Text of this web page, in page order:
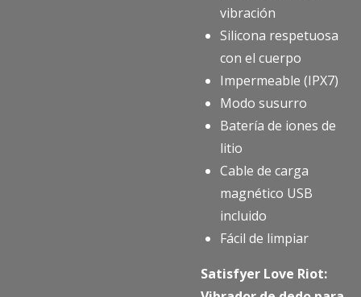
vibración
Silicona respetuosa
con el cuerpo
Impermeable (IPX7)
Modo susurro
Batería de iones de
litio
Cable de carga
magnético USB
incluido
Fácil de limpiar
Satisfyer Love Riot: